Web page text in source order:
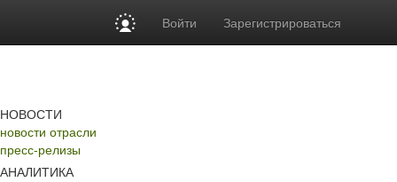
Войти Зарегистрироваться
НОВОСТИ
новости отрасли
пресс-релизы
АНАЛИТИКА